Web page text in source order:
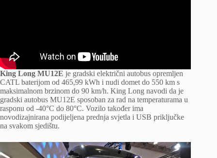
King Long MU12E je gradski električni autobus opremljen
CATL baterijom od 465,99 kWh i nudi domet do 550 km s
maksimalnom brzinom do 90 km/h. King Long navodi da je
gradski autobus MU12E sposoban za rad na temperaturama u
rasponu od -40°C do 80°C. Vozilo također ima
novodizajnirana podijeljena prednja svjetla i USB priključke
na svakom sjedištu.